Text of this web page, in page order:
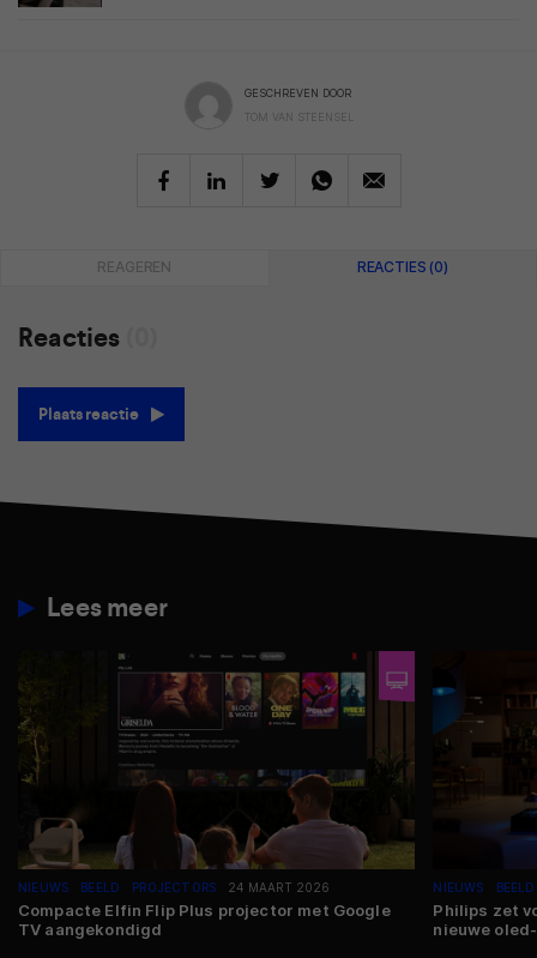
GESCHREVEN DOOR
TOM VAN STEENSEL
REAGEREN REACTIES (0)
Reacties
Plaats reactie
Lees meer
NIEUWS BEELD PROJECTORS 24 MAART 2026
Compacte Elfin Flip Plus projector met Google
TV aangekondigd
NIEUWS BEELD
Philips zet
nieuwe